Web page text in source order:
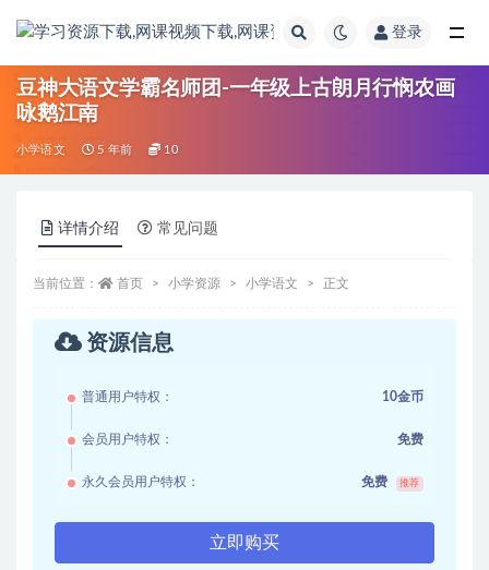
登录
豆神大语文学霸名师团-一年级上古朗月行悯农画
咏鹅江南
小学语文 5 年前 10
详情介绍 常见问题
当前位置： 首页 小学资源 小学语文 正文
资源信息
普通用户特权： 10金币
会员用户特权： 免费
永久会员用户特权： 免费 推荐
立即购买